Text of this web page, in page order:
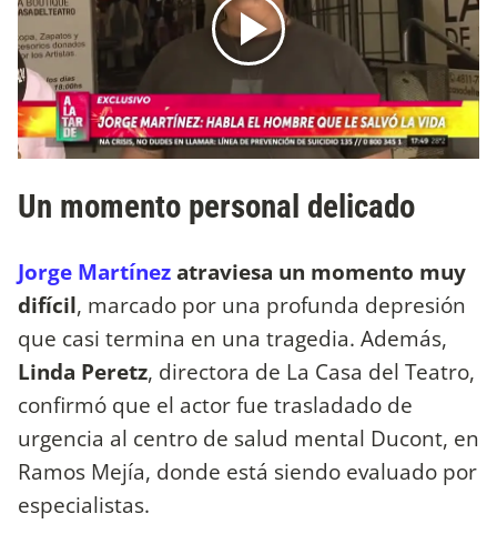
Un momento personal delicado
Jorge Martínezatraviesa un momento muy
difícil, marcado por una profunda depresión
que casi termina en una tragedia. Además,
Linda Peretz, directora de La Casa del Teatro,
confirmó que el actor fue trasladado de
urgencia al centro de salud mental Ducont, en
Ramos Mejía, donde está siendo evaluado por
especialistas.